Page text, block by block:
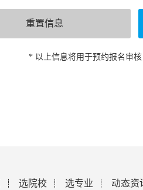
* 以上信息将用于预约报名审
选院校 选专业
动态资